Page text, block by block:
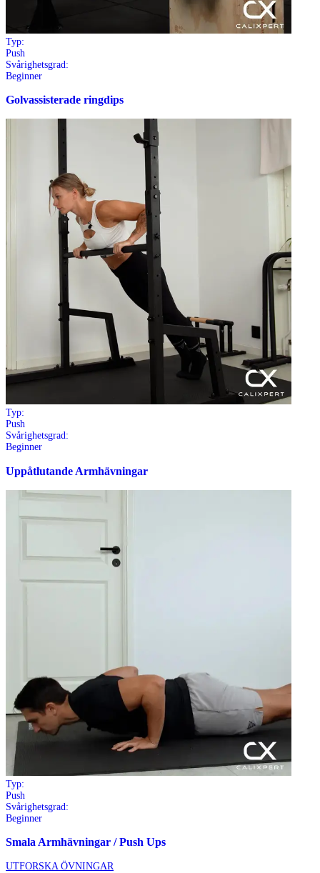
Typ:
Push
Svårighetsgrad:
Beginner
Golvassisterade ringdips
Typ:
Push
Svårighetsgrad:
Beginner
Uppåtlutande Armhävningar
Typ:
Push
Svårighetsgrad:
Beginner
Smala Armhävningar / Push Ups
UTFORSKA ÖVNINGAR